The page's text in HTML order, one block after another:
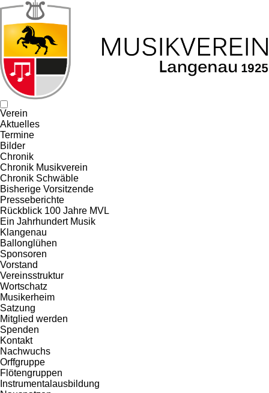
Verein
Aktuelles
Termine
Bilder
Chronik
Chronik Musikverein
Chronik Schwäble
Bisherige Vorsitzende
Presseberichte
Rückblick 100 Jahre MVL
Ein Jahrhundert Musik
Klangenau
Ballonglühen
Sponsoren
Vorstand
Vereinsstruktur
Wortschatz
Musikerheim
Satzung
Mitglied werden
Spenden
Kontakt
Nachwuchs
Orffgruppe
Flötengruppen
Instrumentalausbildung